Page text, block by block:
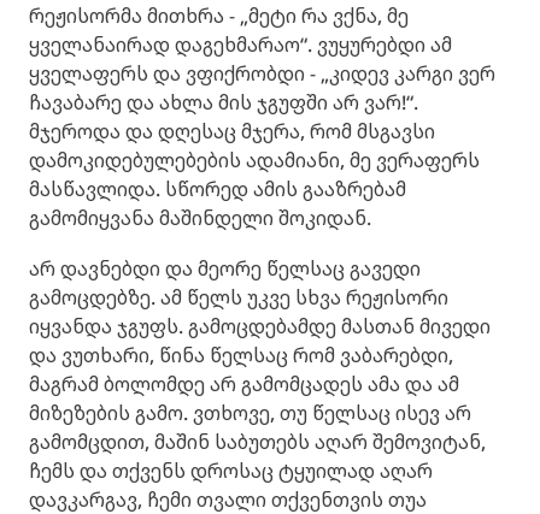
რეჟისორმა მითხრა - „მეტი რა ვქნა, მე
ყველანაირად დაგეხმარაო“. ვუყურებდი ამ
ყველაფერს და ვფიქრობდი - „კიდევ კარგი ვერ
ჩავაბარე და ახლა მის ჯგუფში არ ვარ!“.
მჯეროდა და დღესაც მჯერა, რომ მსგავსი
დამოკიდებულებების ადამიანი, მე ვერაფერს
მასწავლიდა. სწორედ ამის გააზრებამ
გამომიყვანა მაშინდელი შოკიდან.
არ დავნებდი და მეორე წელსაც გავედი
გამოცდებზე. ამ წელს უკვე სხვა რეჟისორი
იყვანდა ჯგუფს. გამოცდებამდე მასთან მივედი
და ვუთხარი, წინა წელსაც რომ ვაბარებდი,
მაგრამ ბოლომდე არ გამომცადეს ამა და ამ
მიზეზების გამო. ვთხოვე, თუ წელსაც ისევ არ
გამომცდით, მაშინ საბუთებს აღარ შემოვიტან,
ჩემს და თქვენს დროსაც ტყუილად აღარ
დავკარგავ, ჩემი თვალი თქვენთვის თუა